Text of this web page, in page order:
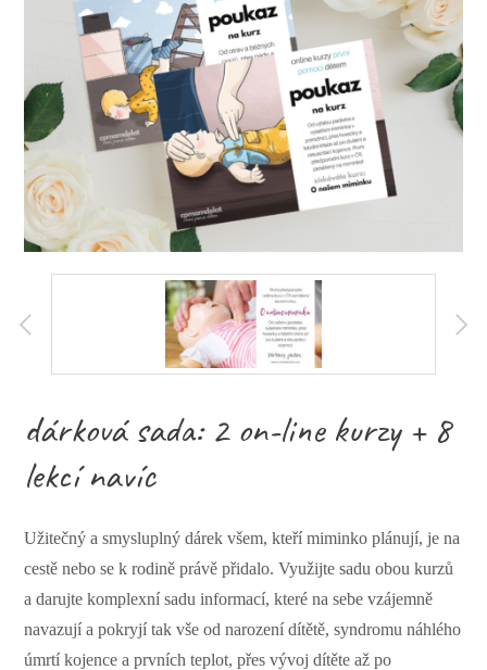
dárková sada: 2 on-line kurzy + 8
lekcí navíc
Užitečný a smysluplný dárek všem, kteří miminko plánují, je na
cestě nebo se k rodině právě přidalo. Využijte sadu obou kurzů
a darujte komplexní sadu informací, které na sebe vzájemně
navazují a pokryjí tak vše od narození dítětě, syndromu náhlého
úmrtí kojence a prvních teplot, přes vývoj dítěte až po